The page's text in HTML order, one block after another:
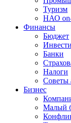
Туризм
НАО
Финансы
Бюджет
Банки
Налоги
Советы
Бизнес
Малый